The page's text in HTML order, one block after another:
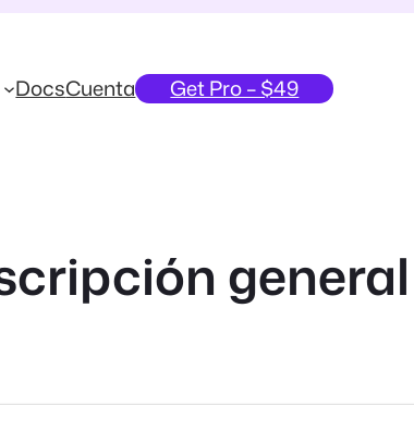
DocsCuenta Get Pro – $49